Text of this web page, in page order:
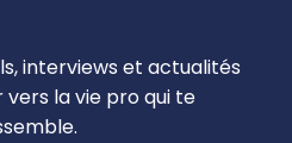
interviews et actualités
la vie pro qui te